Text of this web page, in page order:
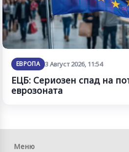
ЕВРОПА 3 Август 2026, 11:54
ЕЦБ: Сериозен спад на
еврозоната
Меню